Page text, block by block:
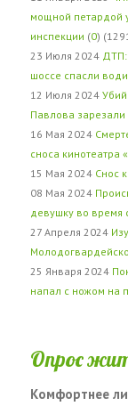
мощной петардой
инспекции (0)
23 Июля 2024 ДТП:
шоссе спасли
12 Июля 2024
Павлова
16 Мая 2024
сноса кинотеатра
15 Мая 2024 Снос
08 Мая 2024
девушку во время
27 Апреля 2024
25 Января 2024
напал с ножом на
Опрос
Комфортнее